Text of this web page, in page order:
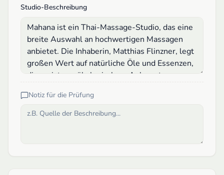
Studio-Beschreibung
Notiz für die Prüfung